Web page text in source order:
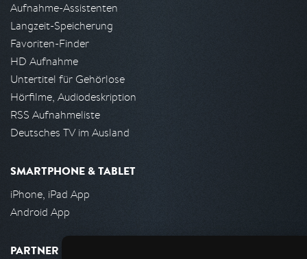
Aufnahme-Assistenten
Langzeit-Speicherung
Favoriten-Finder
HD Aufnahme
Untertitel für Gehörlose
Hörfilme, Audiodeskription
RSS Aufnahmeliste
Deutsches TV im Ausland
SMARTPHONE & TABLET
iPhone, iPad App
Android App
PARTNER